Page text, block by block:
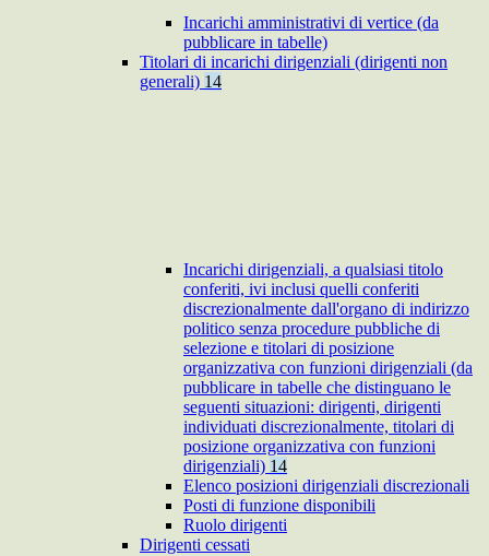
Incarichi amministrativi di vertice (da
pubblicare in tabelle)
Titolari di incarichi dirigenziali (dirigenti non
generali) 14
Incarichi dirigenziali, a qualsiasi titolo
conferiti, ivi inclusi quelli conferiti
discrezionalmente dall'organo di indirizzo
politico senza procedure pubbliche di
selezione e titolari di posizione
organizzativa con funzioni dirigenziali (da
pubblicare in tabelle che distinguano le
seguenti situazioni: dirigenti, dirigenti
individuati discrezionalmente, titolari di
posizione organizzativa con funzioni
dirigenziali) 14
Elenco posizioni dirigenziali discrezionali
Posti di funzione disponibili
Ruolo dirigenti
Dirigenti cessati